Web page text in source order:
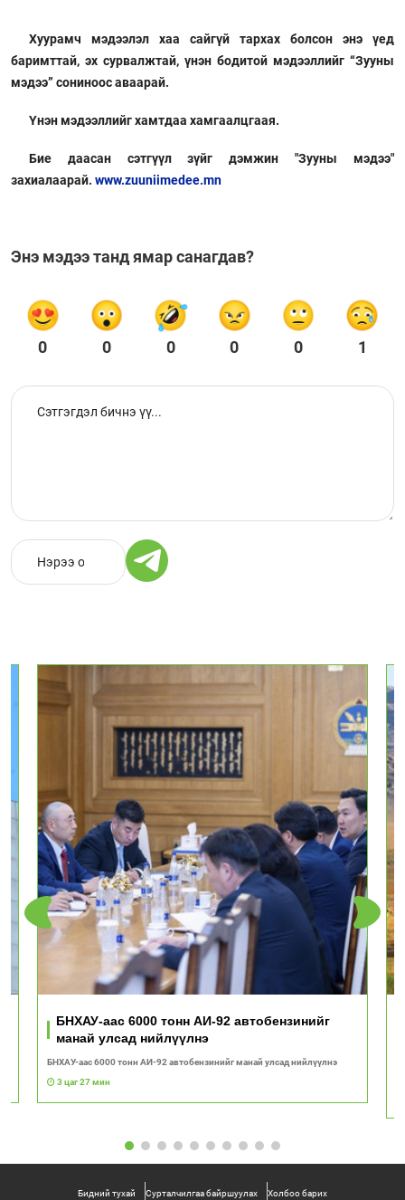
Хуурамч мэдээлэл хаа сайгүй тархах болсон энэ үед
баримттай, эх сурвалжтай, үнэн бодитой мэдээллийг “Зууны
мэдээ” сониноос аваарай.
Үнэн мэдээллийг хамтдаа хамгаалцгаая.
Бие даасан сэтгүүл зүйг дэмжин "Зууны мэдээ"
захиалаарай. www.zuuniimedee.mn
Энэ мэдээ танд ямар санагдав?
0 0 0 0 0 1
БНХАУ-аас 6000 тонн АИ-92 автобензинийг
манай улсад нийлүүлнэ
БНХАУ-аас 6000 тонн АИ-92 автобензинийг манай улсад нийлүүлнэ
3 цаг 27 мин
Бидний тухай Сурталчилгаа байршуулах Холбоо барих